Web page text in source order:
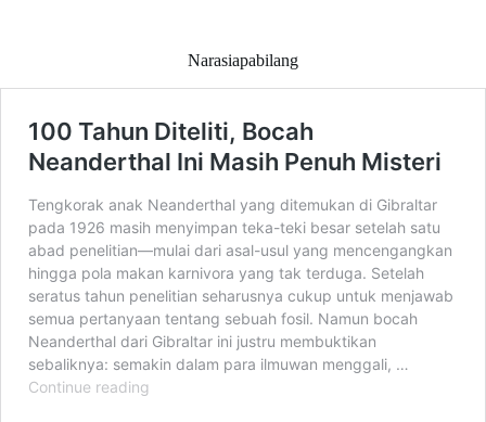
Narasiapabilang